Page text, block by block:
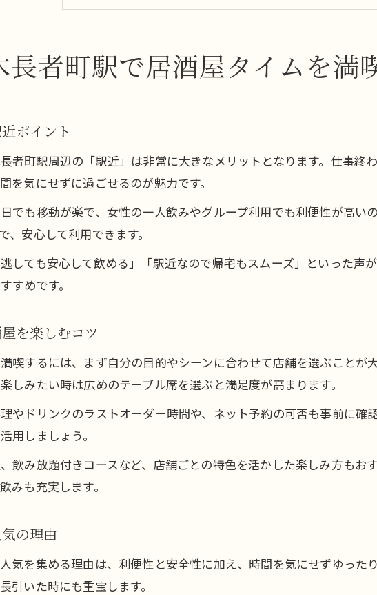
終電後も安心な居酒屋の見極め方
終電後も安心の居酒屋利用術とは
終電後に使える深夜居酒屋の選び方
居酒屋を深夜帯に利用するメリットとは
伊勢佐木長者町駅で終電後に居酒屋活用術
コスパ重視で楽しむ深夜の居酒屋体験
コスパ抜群の深夜居酒屋選びの秘訣
居酒屋で味わうコスパの良い深夜メニュー
伊勢佐木長者町駅近くで深夜に食事を手早く
深夜に手早く食事できる居酒屋の探し方
駅近の居酒屋で深夜グルメを素早く注文
居酒屋を利用して深夜の食事を効率よく
落ち着いた雰囲気の居酒屋で深夜を過ごす
深夜の静けさで味わう居酒屋の魅力
長者町駅で居酒屋タイムを満
ポイント
者町駅周辺の「駅近」は非常に大きなメリットとなります。仕事終
を気にせずに過ごせるのが魅力です。
でも移動が楽で、女性の一人飲みやグループ利用でも利便性が高い
安心して利用できます。
しても安心して飲める」「駅近なので帰宅もスムーズ」といった声
すめです。
を楽しむコツ
喫するには、まず自分の目的やシーンに合わせて店舗を選ぶことが
しみたい時は広めのテーブル席を選ぶと満足度が高まります。
やドリンクのラストオーダー時間や、ネット予約の可否も事前に確
用しましょう。
飲み放題付きコースなど、店舗ごとの特色を活かした楽しみ方もお
みも充実します。
の理由
気を集める理由は、利便性と安全性に加え、時間を気にせずゆった
引いた時にも重宝します。